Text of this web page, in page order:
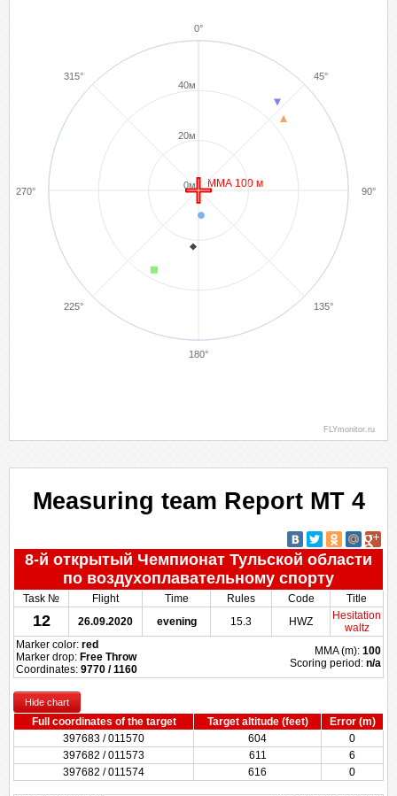
ММА 100 м
0°
45°
90°
135°
180°
225°
270°
315°
0м
20м
40м
FLYmonitor.ru
Measuring team Report MT 4
8-й открытый Чемпионат Тульской области
по воздухоплавательному спорту
Task № Flight Time Rules Code Title
12 26.09.2020 evening 15.3 HWZ
Hesitation
waltz
Marker color: red
Marker drop: Free Throw
Coordinates: 9770 / 1160
MMA (m): 100
Scoring period: n/a
Hide chart
Full coordinates of the target Target altitude (feet)
Error (m)
397683 / 011570
604
0
397682 / 011573
611
6
397682 / 011574
616 0